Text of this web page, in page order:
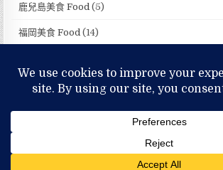
鹿兒島美食 Food (5)
福岡美食 Food (14)
MENU
Copyright © 2026 寶貝小飄美食旅遊